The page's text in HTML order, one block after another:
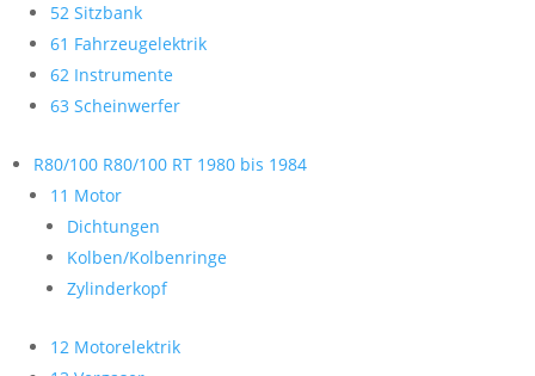
52 Sitzbank
61 Fahrzeugelektrik
62 Instrumente
63 Scheinwerfer
R80/100 R80/100 RT 1980 bis 1984
11 Motor
Dichtungen
Kolben/Kolbenringe
Zylinderkopf
12 Motorelektrik